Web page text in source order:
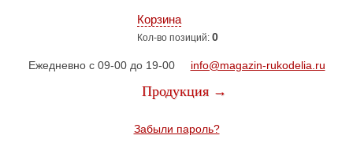
Корзина
Кол-во позиций: 0
Ежедневно с 09-00 до 19-00 info@magazin-rukodelia.ru
Продукция →
Забыли пароль?